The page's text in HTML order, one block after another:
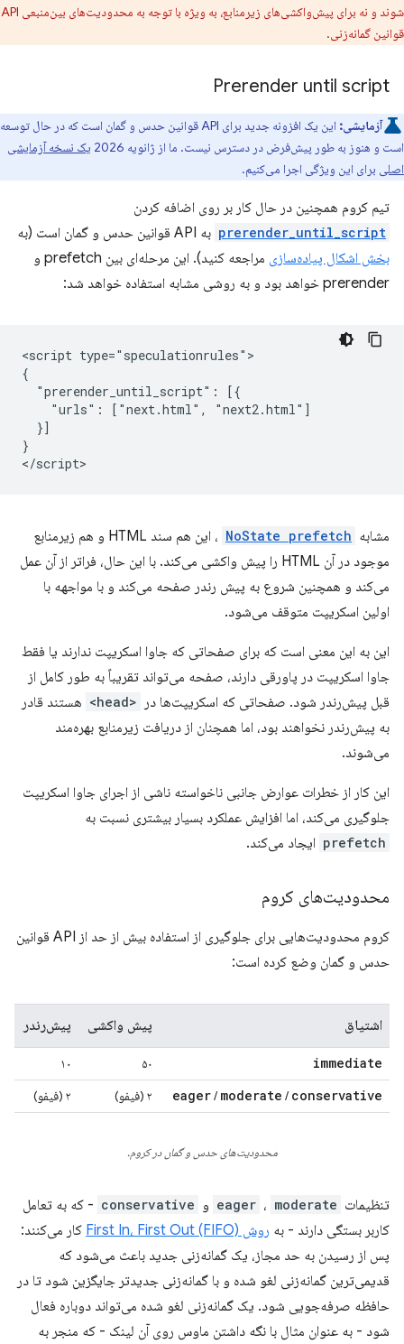
شوند و نه برای پیش‌واکشی‌های زیرمنابع، به ویژه با توجه به محدودیت‌های بین‌منبعی API
قوانین گمانه‌زنی.
Prerender until script
آزمایشی:
این یک افزونه جدید برای API قوانین حدس و گمان است که در حال توسعه
است و هنوز به طور پیش‌فرض در دسترس نیست. ما از ژانویه 2026
یک نسخه آزمایشی
اصلی برای این ویژگی اجرا می‌کنیم.
تیم کروم همچنین در حال کار بر روی اضافه کردن
prerender_until_script به API قوانین حدس و گمان است (به
بخش اشکال پیاده‌سازی
مراجعه کنید). این مرحله‌ای بین prefetch و
prerender خواهد بود و به روشی مشابه استفاده خواهد شد:
<script type="speculationrules">
{
  "prerender_until_script": [{
    "urls": ["next.html", "next2.html"]
  }]
}
مشابه NoState prefetch
، این هم سند HTML و هم زیرمنابع
موجود در آن HTML را پیش واکشی می‌کند. با این حال، فراتر از آن عمل
می‌کند و همچنین شروع به پیش رندر صفحه می‌کند و با مواجهه با
اولین اسکریپت متوقف می‌شود.
این به این معنی است که برای صفحاتی که جاوا اسکریپت ندارند یا فقط
جاوا اسکریپت در پاورقی دارند، صفحه می‌تواند تقریباً به طور کامل از
قبل پیش‌رندر شود. صفحاتی که اسکریپت‌ها در
<head>
هستند قادر
به پیش‌رندر نخواهند بود، اما همچنان از دریافت زیرمنابع بهره‌مند
می‌شوند.
این کار از خطرات عوارض جانبی ناخواسته ناشی از اجرای جاوا اسکریپت
جلوگیری می‌کند، اما افزایش عملکرد بسیار بیشتری نسبت به
prefetch ایجاد می‌کند.
محدودیت‌های کروم
کروم محدودیت‌هایی برای جلوگیری از استفاده بیش از حد از API قوانین
حدس و گمان وضع کرده است:
اشتیاق پیش واکشی پیش‌رندر
immediate ۵۰ ۱۰
eager/ moderate / conservative ۲ (فیفو) ۲ (فیفو)
محدودیت‌های حدس و گمان در کروم.
تنظیمات eager ، moderate و conservative - که به تعامل
کاربر بستگی دارند - به روش First In، First Out (FIFO)
کار می‌کنند:
پس از رسیدن به حد مجاز، یک گمانه‌زنی جدید باعث می‌شود که
قدیمی‌ترین گمانه‌زنی لغو شده و با گمانه‌زنی جدیدتر جایگزین شود تا در
حافظه صرفه‌جویی شود. یک گمانه‌زنی لغو شده می‌تواند دوباره فعال
شود - به عنوان مثال با نگه داشتن ماوس روی آن لینک - که منجر به